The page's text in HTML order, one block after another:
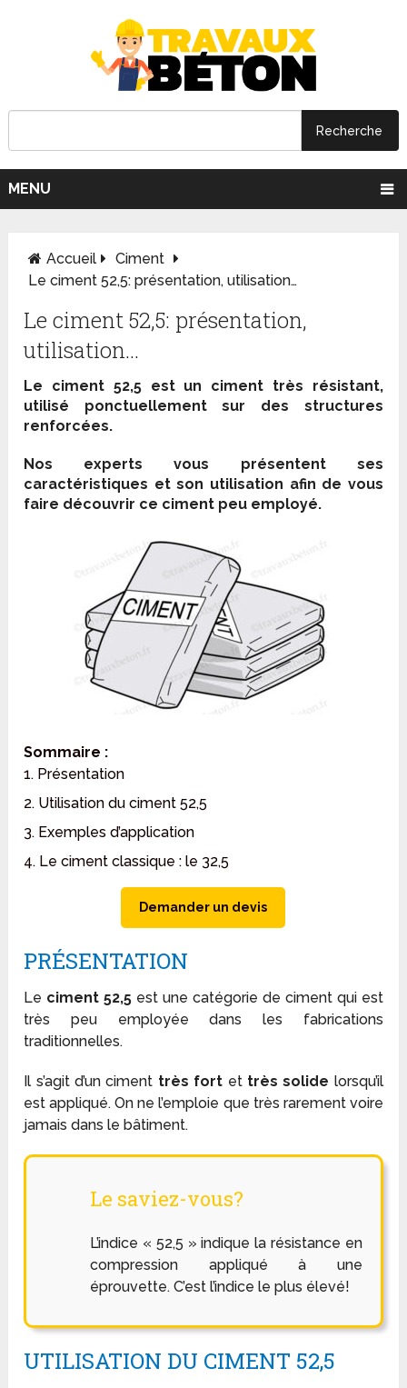
MENU
Accueil
Ciment
Le ciment 52,5: présentation, utilisation…
Le ciment 52,5: présentation,
utilisation…
Le ciment 52,5 est un ciment très résistant,
utilisé ponctuellement sur des structures
renforcées.
Nos experts vous présentent ses
caractéristiques et son utilisation afin de vous
faire découvrir ce ciment peu employé.
Sommaire :
1. Présentation
2. Utilisation du ciment 52,5
3. Exemples d’application
4. Le ciment classique : le 32,5
Demander un devis
PRÉSENTATION
Le ciment 52,5 est une catégorie de ciment qui est
très peu employée dans les fabrications
traditionnelles.
Il s’agit d’un ciment très fort et très solide lorsqu’il
est appliqué. On ne l’emploie que très rarement voire
jamais dans le bâtiment.
Le saviez-vous?
L’indice « 52,5 » indique la résistance en
compression appliqué à une
éprouvette. C’est l’indice le plus élevé!
UTILISATION DU CIMENT 52,5